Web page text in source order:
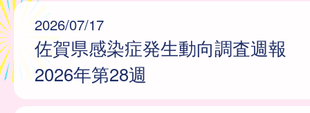
2026/07/17
佐賀県感染症発生動向調査週報
2026年第28週